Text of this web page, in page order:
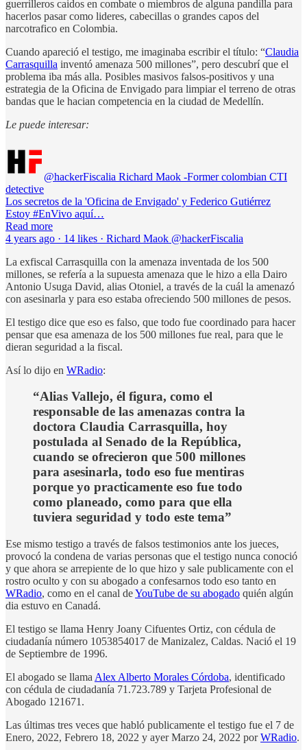
guerrilleros caidos en combate o miembros de alguna pandilla para
hacerlos pasar como lideres, cabecillas o grandes capos del
narcotrafico en Colombia.
Cuando apareció el testigo, me imaginaba escribir el título: “Claudia
Carrasquilla inventó amenaza 500 millones”, pero descubrí que el
problema iba más alla. Posibles masivos falsos-positivos y una
estrategia de la Oficina de Envigado para limpiar el terreno de otras
bandas que le hacian competencia en la ciudad de Medellín.
Le puede interesar:
@hackerFiscalia Richard Maok -Former colombian CTI
detective
Los secretos de la 'Oficina de Envigado' y Federico Gutiérrez
Estoy #EnVivo aquí…
Read more
4 years ago · 14 likes · Richard Maok @hackerFiscalia
La exfiscal Carrasquilla con la amenaza inventada de los 500
millones, se refería a la supuesta amenaza que le hizo a ella Dairo
Antonio Usuga David, alias Otoniel, a través de la cuál la amenazó
con asesinarla y para eso estaba ofreciendo 500 millones de pesos.
El testigo dice que eso es falso, que todo fue coordinado para hacer
pensar que esa amenaza de los 500 millones fue real, para que le
dieran seguridad a la fiscal.
Así lo dijo en WRadio:
“Alias Vallejo, él figura, como el
responsable de las amenazas contra la
doctora Claudia Carrasquilla, hoy
postulada al Senado de la República,
cuando se ofrecieron que 500 millones
para asesinarla, todo eso fue mentiras
porque yo practicamente eso fue todo
como planeado, como para que ella
tuviera seguridad y todo este tema”
Ese mismo testigo a través de falsos testimonios ante los jueces,
provocó la condena de varias personas que el testigo nunca conoció
y que ahora se arrepiente de lo que hizo y sale publicamente con el
rostro oculto y con su abogado a confesarnos todo eso tanto en
WRadio, como en el canal deYouTube de su abogado quién algún
dia estuvo en Canadá.
El testigo se llama Henry Joany Cifuentes Ortiz, con cédula de
ciudadanía número 1053854017 de Manizalez, Caldas. Nació el 19
de Septiembre de 1996.
El abogado se llama Alex Alberto Morales Córdoba, identificado
con cédula de ciudadanía 71.723.789 y Tarjeta Profesional de
Abogado 121671.
Las últimas tres veces que habló publicamente el testigo fue el 7 de
Enero, 2022, Febrero 18, 2022 y ayer Marzo 24, 2022 porWRadio.